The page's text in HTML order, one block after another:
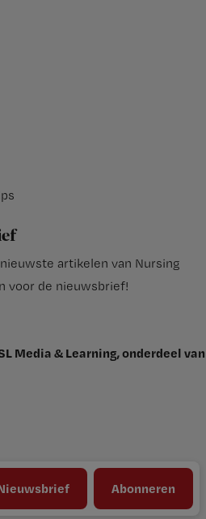
Abonneren
artikelen van Nursing
voor de nieuwsbrief!
Media & Learning, onderdeel van